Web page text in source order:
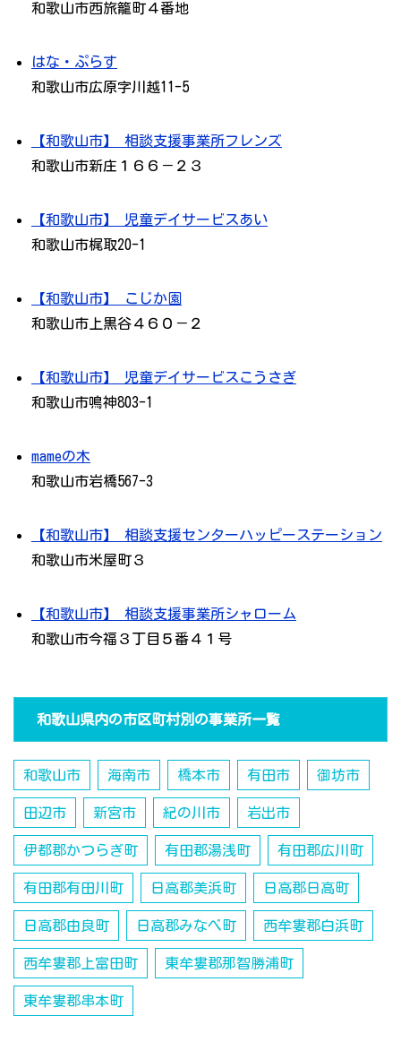
和歌山市西旅籠町４番地
はな・ぷらす
和歌山市広原字川越11-5
【和歌山市】 相談支援事業所フレンズ
和歌山市新庄１６６－２３
【和歌山市】 児童デイサービスあい
和歌山市梶取20-1
【和歌山市】 こじか園
和歌山市上黒谷４６０－２
【和歌山市】 児童デイサービスこうさぎ
和歌山市鳴神803-1
mameの木
和歌山市岩橋567-3
【和歌山市】 相談支援センターハッピーステーション
和歌山市米屋町３
【和歌山市】 相談支援事業所シャローム
和歌山市今福３丁目５番４１号
和歌山県内の市区町村別の事業所一覧
和歌山市 海南市 橋本市 有田市 御坊市
田辺市 新宮市 紀の川市 岩出市
伊都郡かつらぎ町 有田郡湯浅町 有田郡広川町
有田郡有田川町 日高郡美浜町 日高郡日高町
日高郡由良町 日高郡みなべ町 西牟婁郡白浜町
西牟婁郡上富田町 東牟婁郡那智勝浦町
東牟婁郡串本町